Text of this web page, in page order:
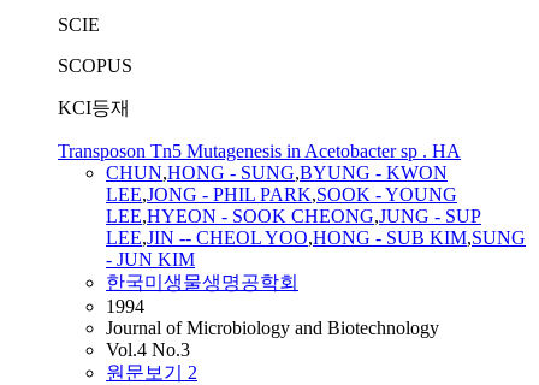
SCIE
SCOPUS
KCI등재
Transposon Tn5 Mutagenesis in Acetobacter sp . HA
CHUN,HONG - SUNG,BYUNG - KWON
LEE,JONG - PHIL PARK,SOOK - YOUNG
LEE,HYEON - SOOK CHEONG,JUNG - SUP
LEE,JIN -- CHEOL YOO,HONG - SUB KIM,SUNG
- JUN KIM
한국미생물생명공학회
1994
Journal of Microbiology and Biotechnology
Vol.4 No.3
원문보기 2